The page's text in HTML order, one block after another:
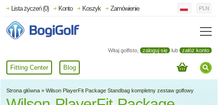
Witaj golfisto, zaloguj się lub załóż konto
Fitting Center Blog
Lista życzeń (0) Konto Koszyk Zamówienie PLN
Strona główna » Wilson PlayerFit Package Standbag kompletny zestaw golfowy